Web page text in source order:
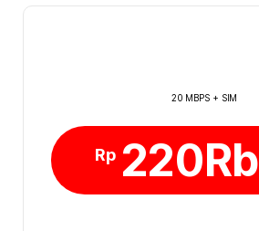
20 MBPS + SIM
Rp 220Rb